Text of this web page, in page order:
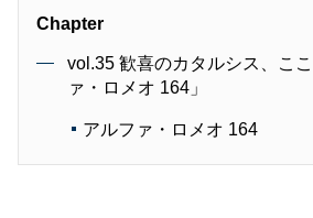
Chapter
vol.35 歓喜のカタルシス、こ
ァ・ロメオ 164」
アルファ・ロメオ 164